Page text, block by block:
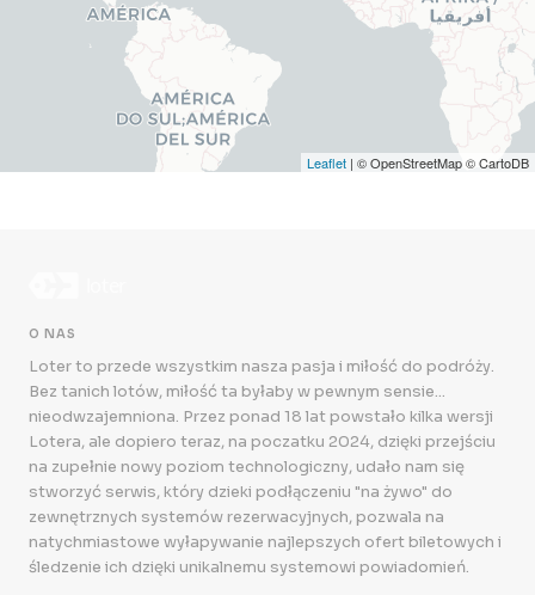
Leaflet | © OpenStreetMap © CartoDB
O NAS
Loter to przede wszystkim nasza pasja i miłość do podróży.
Bez tanich lotów, miłość ta byłaby w pewnym sensie...
nieodwzajemniona. Przez ponad 18 lat powstało kilka wersji
Lotera, ale dopiero teraz, na poczatku 2024, dzięki przejściu
na zupełnie nowy poziom technologiczny, udało nam się
stworzyć serwis, który dzieki podłączeniu "na żywo" do
zewnętrznych systemów rezerwacyjnych, pozwala na
natychmiastowe wyłapywanie najlepszych ofert biletowych i
śledzenie ich dzięki unikalnemu systemowi powiadomień.